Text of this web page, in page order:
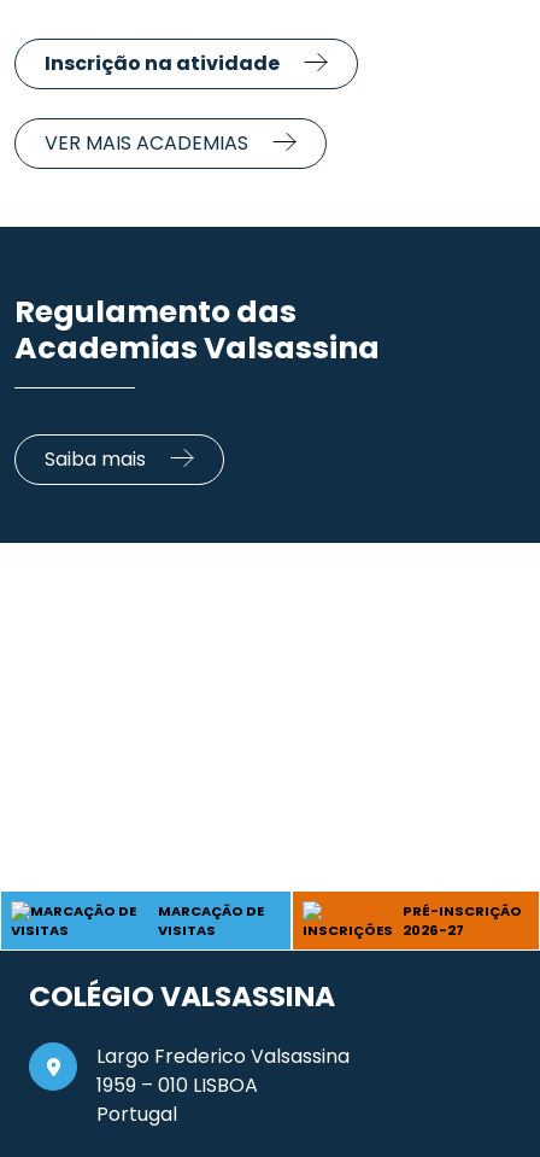
Inscrição na atividade
VER MAIS ACADEMIAS
Regulamento das
Academias Valsassina
Saiba mais
MARCAÇÃO DE
VISITAS
PRÉ-INSCRIÇÃO
2026-27
COLÉGIO VALSASSINA
Largo Frederico Valsassina
1959 – 010 LISBOA
Portugal